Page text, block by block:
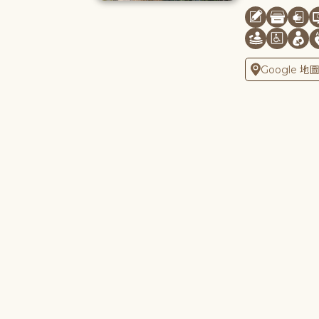
Google 地